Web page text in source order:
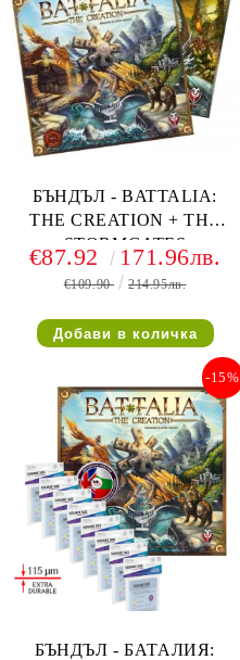
БЪНДЪЛ - BATTALIA:
THE CREATION + THE
STORMGATES
€87.92 171.96лв.
€109.90 214.95лв.
БЪНДЪЛ - БАТАЛИЯ:
-15%